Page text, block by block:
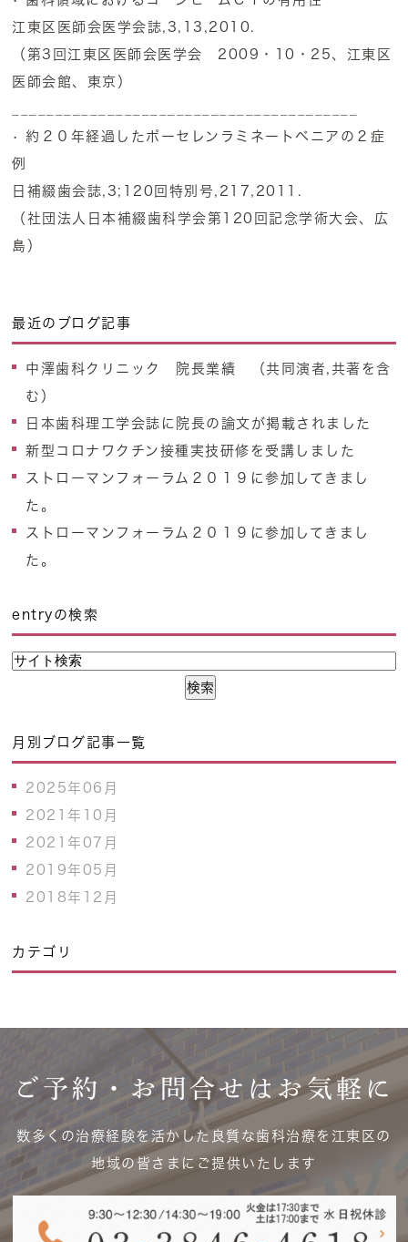
江東区医師会医学会誌,3,13,2010.
（第3回江東区医師会医学会 2009・10・25、江東区
医師会館、東京）
• 約２０年経過したポーセレンラミネートベニアの２症
例
日補綴歯会誌,3;120回特別号,217,2011.
（社団法人日本補綴歯科学会第120回記念学術大会、広
島）
最近のブログ記事
中澤歯科クリニック 院長業績 （共同演者,共著を含
む）
日本歯科理工学会誌に院長の論文が掲載されました
新型コロナワクチン接種実技研修を受講しました
ストローマンフォーラム２０１９に参加してきまし
た。
ストローマンフォーラム２０１９に参加してきまし
た。
entryの検索
月別ブログ記事一覧
2025年06月
2021年10月
2021年07月
2019年05月
2018年12月
カテゴリ
ご予約・お問合せはお気軽に
数多くの治療経験を活かした良質な歯科治療を江東区の
地域の皆さまにご提供いたします